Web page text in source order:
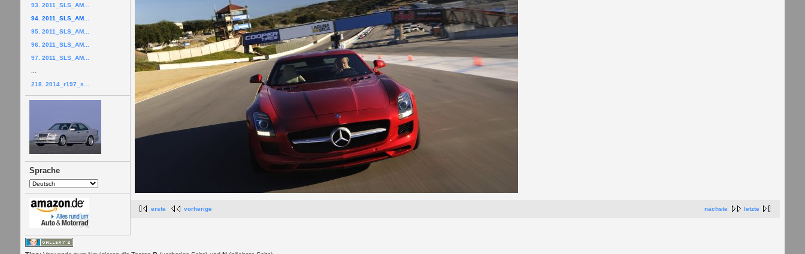
93. 2011_SLS_AM...
94. 2011_SLS_AM...
95. 2011_SLS_AM...
96. 2011_SLS_AM...
97. 2011_SLS_AM...
218. 2014_r197_s...
Sprache
nächste letzte
erste vorherige